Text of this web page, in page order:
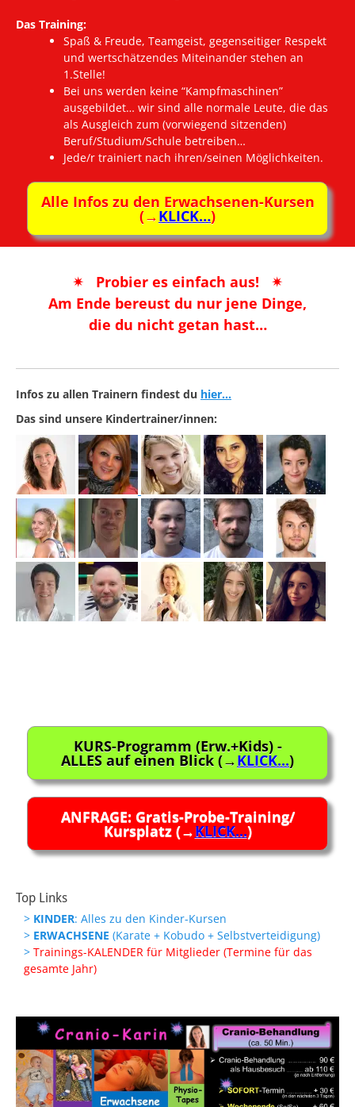
Das Training:
Spaß & Freude, Teamgeist, gegenseitiger Respekt
und wertschätzendes Miteinander stehen an
1.Stelle!
Bei uns werden keine “Kampfmaschinen”
ausgebildet… wir sind alle normale Leute, die das
als Ausgleich zum (vorwiegend sitzenden)
Beruf/Studium/Schule betreiben…
Jede/r trainiert nach ihren/seinen Möglichkeiten.
Alle Infos zu den Erwachsenen-Kursen
(→KLICK…)
✴ Probier es einfach aus! ✴
Am Ende bereust du nur jene Dinge,
die du nicht getan hast…
Infos zu allen Trainern findest du hier…
Das sind unsere Kindertrainer/innen:
KURS-Programm (Erw.+Kids) -
ALLES auf einen Blick (→KLICK...)
ANFRAGE: Gratis-Probe-Training/
Kursplatz (→KLICK...)
Top Links
> KINDER: Alles zu den Kinder-Kursen
> ERWACHSENE (Karate + Kobudo + Selbstverteidigung)
> Trainings-KALENDER für Mitglieder (Termine für das
gesamte Jahr)